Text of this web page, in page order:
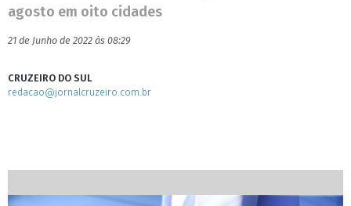
agosto em oito cidades
21 de Junho de 2022 às 08:29
CRUZEIRO DO SUL
redacao@jornalcruzeiro.com.br